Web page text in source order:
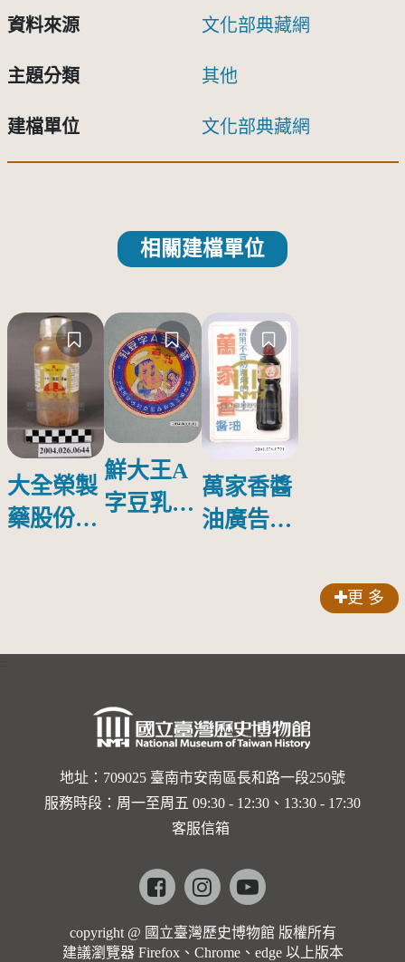
資料來源 文化部典藏網
主題分類 其他
建檔單位 文化部典藏網
相關建檔單位
大全榮製
藥股份有
鮮大王A
字豆乳罐
萬家香醬
油廣告塑
更 多
地址：709025 臺南市安南區長和路一段250號
服務時段：周一至周五 09:30 - 12:30、13:30 - 17:30
客服信箱
Facebookinstagramyoutube
copyright @ 國立臺灣歷史博物館 版權所有
建議瀏覽器 Firefox、Chrome、edge 以上版本